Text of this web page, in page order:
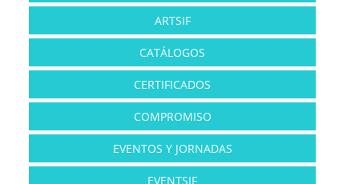
ARTSIF
CATÁLOGOS
CERTIFICADOS
COMPROMISO
EVENTOS Y JORNADAS
EVENTSIF